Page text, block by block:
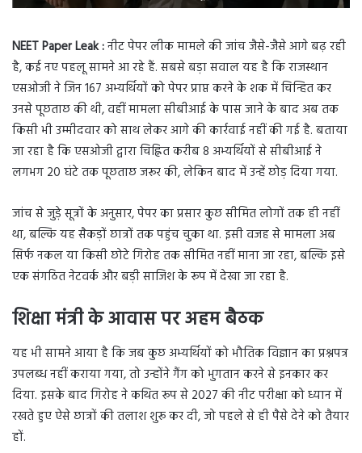
NEET Paper Leak :नीट पेपर लीक मामले की जांच जैसे-जैसे आगे बढ़ रही
है, कई नए पहलू सामने आ रहे हैं. सबसे बड़ा सवाल यह है कि राजस्थान
एसओजी ने जिन 167 अभ्यर्थियों को पेपर प्राप्त करने के शक में चिन्हित कर
उनसे पूछताछ की थी, वहीं मामला सीबीआई के पास जाने के बाद अब तक
किसी भी उम्मीदवार को साथ लेकर आगे की कार्रवाई नहीं की गई है. बताया
जा रहा है कि एसओजी द्वारा चिह्नित करीब 8 अभ्यर्थियों से सीबीआई ने
लगभग 20 घंटे तक पूछताछ जरूर की, लेकिन बाद में उन्हें छोड़ दिया गया.
जांच से जुड़े सूत्रों के अनुसार, पेपर का प्रसार कुछ सीमित लोगों तक ही नहीं
था, बल्कि यह सैकड़ों छात्रों तक पहुंच चुका था. इसी वजह से मामला अब
सिर्फ नकल या किसी छोटे गिरोह तक सीमित नहीं माना जा रहा, बल्कि इसे
एक संगठित नेटवर्क और बड़ी साजिश के रूप में देखा जा रहा है.
शिक्षा मंत्री के आवास पर अहम बैठक
यह भी सामने आया है कि जब कुछ अभ्यर्थियों को भौतिक विज्ञान का प्रश्नपत्र
उपलब्ध नहीं कराया गया, तो उन्होंने गैंग को भुगतान करने से इनकार कर
दिया. इसके बाद गिरोह ने कथित रूप से 2027 की नीट परीक्षा को ध्यान में
रखते हुए ऐसे छात्रों की तलाश शुरू कर दी, जो पहले से ही पैसे देने को तैयार
हों.